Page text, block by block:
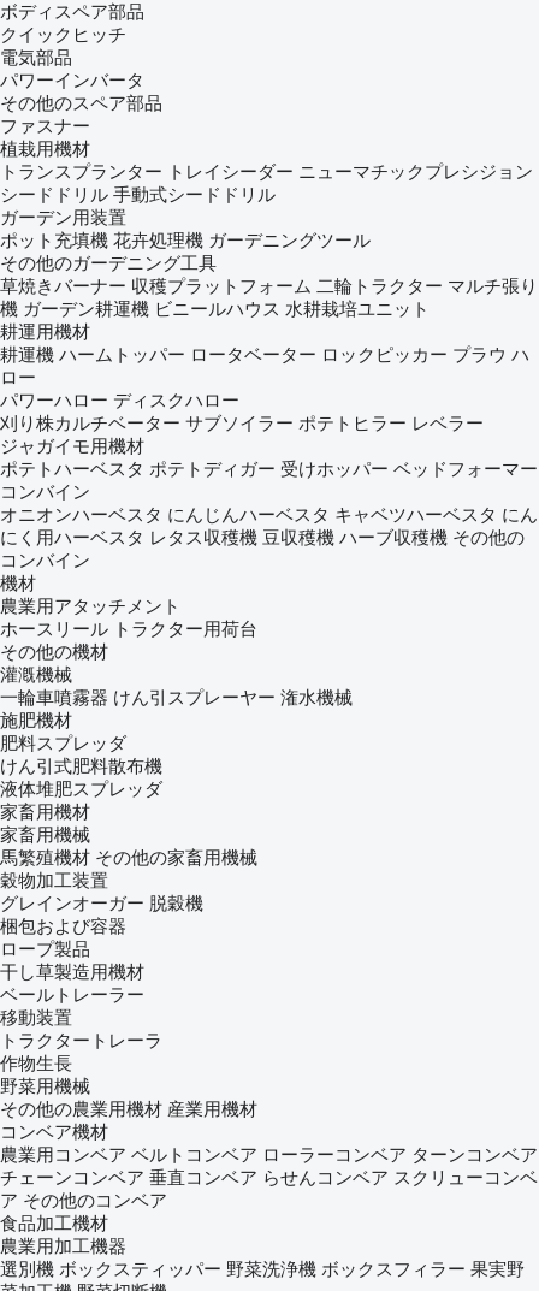
ボディスペア部品
クイックヒッチ
電気部品
パワーインバータ
その他のスペア部品
ファスナー
植栽用機材
トランスプランター トレイシーダー ニューマチックプレシジョン
シードドリル 手動式シードドリル
ガーデン用装置
ポット充填機 花卉処理機 ガーデニングツール
その他のガーデニング工具
草焼きバーナー 収穫プラットフォーム 二輪トラクター マルチ張り
機 ガーデン耕運機 ビニールハウス 水耕栽培ユニット
耕運用機材
耕運機 ハームトッパー ロータベーター ロックピッカー プラウ ハ
ロー
パワーハロー ディスクハロー
刈り株カルチベーター サブソイラー ポテトヒラー レベラー
ジャガイモ用機材
ポテトハーベスタ ポテトディガー 受けホッパー ベッドフォーマー
コンバイン
オニオンハーベスタ にんじんハーベスタ キャベツハーベスタ にん
にく用ハーベスタ レタス収穫機 豆収穫機 ハーブ収穫機 その他の
コンバイン
機材
農業用アタッチメント
ホースリール トラクター用荷台
その他の機材
灌漑機械
一輪車噴霧器 けん引スプレーヤー 潅水機械
施肥機材
肥料スプレッダ
けん引式肥料散布機
液体堆肥スプレッダ
家畜用機材
家畜用機械
馬繁殖機材 その他の家畜用機械
穀物加工装置
グレインオーガー 脱穀機
梱包および容器
ロープ製品
干し草製造用機材
ベールトレーラー
移動装置
トラクタートレーラ
作物生長
野菜用機械
その他の農業用機材 産業用機材
コンベア機材
農業用コンベア ベルトコンベア ローラーコンベア ターンコンベア
チェーンコンベア 垂直コンベア らせんコンベア スクリューコンベ
ア その他のコンベア
食品加工機材
農業用加工機器
選別機 ボックスティッパー 野菜洗浄機 ボックスフィラー 果実野